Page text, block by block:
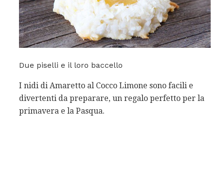
Due piselli e il loro baccello
I nidi di Amaretto al Cocco Limone sono facili e
divertenti da preparare, un regalo perfetto per la
primavera e la Pasqua.